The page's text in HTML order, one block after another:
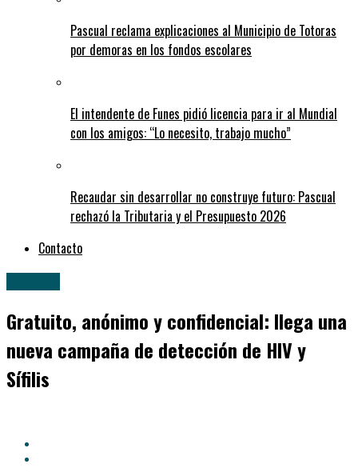
Pascual reclama explicaciones al Municipio de Totoras
por demoras en los fondos escolares
El intendente de Funes pidió licencia para ir al Mundial
con los amigos: “Lo necesito, trabajo mucho”
Recaudar sin desarrollar no construye futuro: Pascual
rechazó la Tributaria y el Presupuesto 2026
Contacto
Gratuito, anónimo y confidencial: llega una
nueva campaña de detección de HIV y
Sífilis